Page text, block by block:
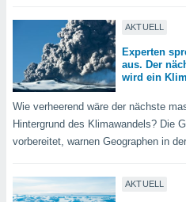
von
nicht
AKTUELL
Experten
aus. Der
wird ein
Wie verheerend wäre der nächste
Hintergrund des Klimawandels? Die
vorbereitet, warnen Geographen in
AKTUELL